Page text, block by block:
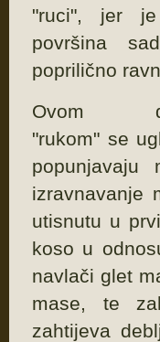
"ruci", jer
površina
poprilično
Ovom
"rukom" se
izravnavanje
utisnutu u
koso u
navlači glet
mase, te
zahtijeva